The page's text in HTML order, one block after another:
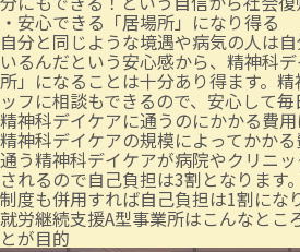
・安心できる「居場所」になり得る
自分と同じような境遇や病気の人は
いるんだという安心感から、精神科
所」になることは十分あり得ます。
ッフに相談もできるので、安心して毎
精神科デイケアに通うのにかかる費用
精神科デイケアの規模によってかかる
通う精神科デイケアが病院やクリニ
されるので自己負担は3割となります
制度も併用すれば自己負担は1割にな
就労継続支援A型事業所はこんなとこ
とが目的